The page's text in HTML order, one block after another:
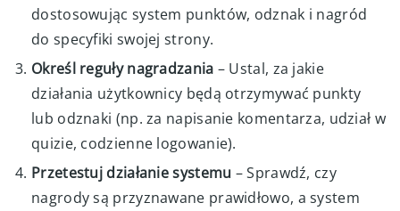
dostosowując system punktów, odznak i nagród
do specyfiki swojej strony.
Określ reguły nagradzania – Ustal, za jakie
działania użytkownicy będą otrzymywać punkty
lub odznaki (np. za napisanie komentarza, udział w
quizie, codzienne logowanie).
Przetestuj działanie systemu – Sprawdź, czy
nagrody są przyznawane prawidłowo, a system